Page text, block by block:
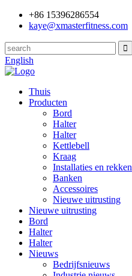
+86 15396286554
kaye@xmasterfitness.com
English
Thuis
Producten
Bord
Halter
Halter
Kettlebell
Kraag
Installaties en rekken
Banken
Accessoires
Nieuwe uitrusting
Nieuwe uitrusting
Bord
Halter
Halter
Nieuws
Bedrijfsnieuws